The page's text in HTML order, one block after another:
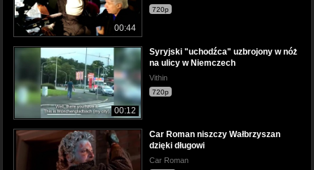
00:44
720p
00:12
Syryjski "uchodźca" uzbrojony w nóż
na ulicy w Niemczech
Vithin
720p
Car Roman niszczy Wałbrzyszan
dzięki długowi
Car Roman